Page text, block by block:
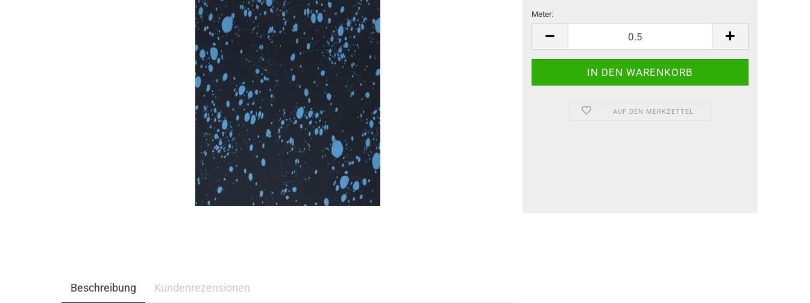
Meter:
Meter
AUF DEN MERKZETTEL
Beschreibung Kundenrezensionen